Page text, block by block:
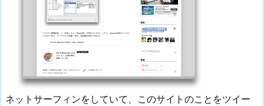
ネットサーフィンをしていて、このサイトのことをツイー